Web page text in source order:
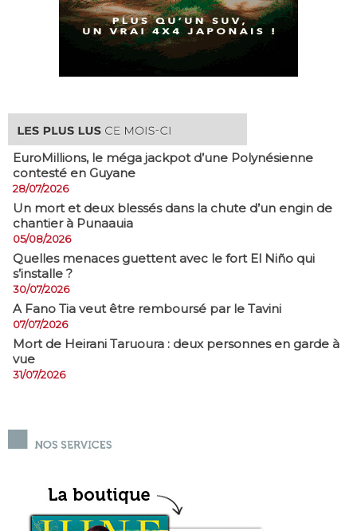
EuroMillions, ​le méga jackpot d’une Polynésienne
contesté en Guyane
28/07/2026
​Un mort et deux blessés dans la chute d’un engin de
chantier à Punaauia
05/08/2026
Quelles menaces guettent avec le fort El Niño qui
s’installe ?
30/07/2026
A Fano Tia veut être remboursé par le Tavini
07/07/2026
Mort de Heirani Taruoura : deux personnes en garde à
vue
31/07/2026